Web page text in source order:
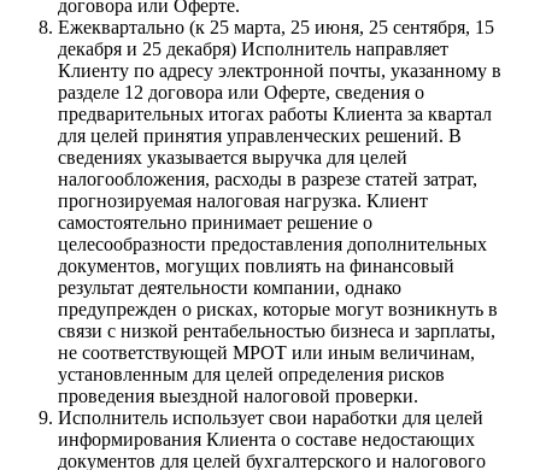
договора или Оферте.
Ежеквартально (к 25 марта, 25 июня, 25 сентября, 15
декабря и 25 декабря) Исполнитель направляет
Клиенту по адресу электронной почты, указанному в
разделе 12 договора или Оферте, сведения о
предварительных итогах работы Клиента за квартал
для целей принятия управленческих решений. В
сведениях указывается выручка для целей
налогообложения, расходы в разрезе статей затрат,
прогнозируемая налоговая нагрузка. Клиент
самостоятельно принимает решение о
целесообразности предоставления дополнительных
документов, могущих повлиять на финансовый
результат деятельности компании, однако
предупрежден о рисках, которые могут возникнуть в
связи с низкой рентабельностью бизнеса и зарплаты,
не соответствующей МРОТ или иным величинам,
установленным для целей определения рисков
проведения выездной налоговой проверки.
Исполнитель использует свои наработки для целей
информирования Клиента о составе недостающих
документов для целей бухгалтерского и налогового